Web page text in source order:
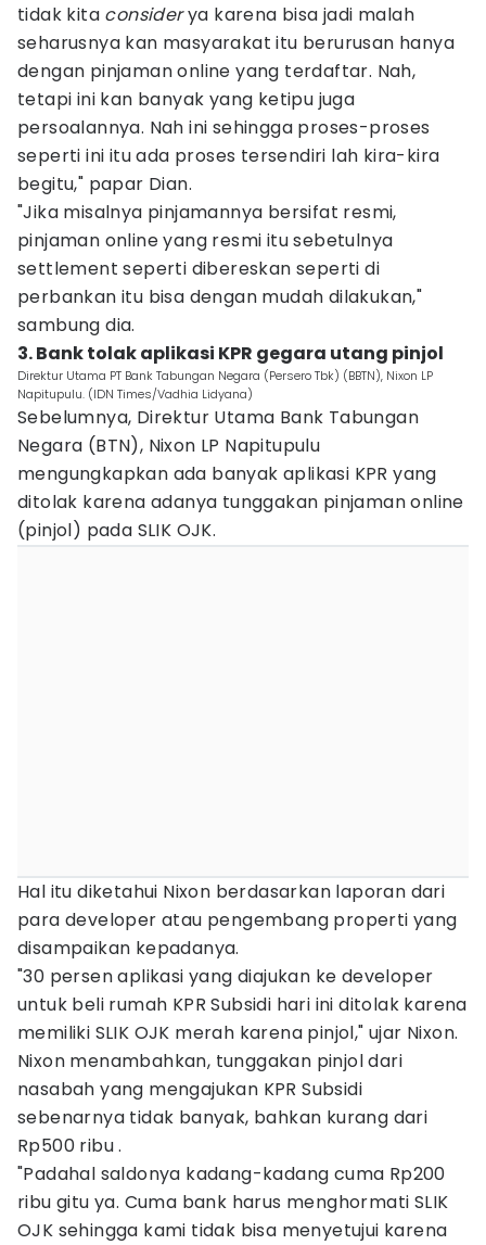
tidak kita considerya karena bisa jadi malah
seharusnya kan masyarakat itu berurusan hanya
dengan pinjaman online yang terdaftar. Nah,
tetapi ini kan banyak yang ketipu juga
persoalannya. Nah ini sehingga proses-proses
seperti ini itu ada proses tersendiri lah kira-kira
begitu," papar Dian.
"Jika misalnya pinjamannya bersifat resmi,
pinjaman online yang resmi itu sebetulnya
settlement seperti dibereskan seperti di
perbankan itu bisa dengan mudah dilakukan,"
sambung dia.
3. Bank tolak aplikasi KPR gegara utang pinjol
Direktur Utama PT Bank Tabungan Negara (Persero Tbk) (BBTN), Nixon LP
Napitupulu. (IDN Times/Vadhia Lidyana)
Sebelumnya, Direktur Utama Bank Tabungan
Negara (BTN), Nixon LP Napitupulu
mengungkapkan ada banyak aplikasi KPR yang
ditolak karena adanya tunggakan pinjaman online
(pinjol) pada SLIK OJK.
Hal itu diketahui Nixon berdasarkan laporan dari
para developer atau pengembang properti yang
disampaikan kepadanya.
"30 persen aplikasi yang diajukan ke developer
untuk beli rumah KPR Subsidi hari ini ditolak karena
memiliki SLIK OJK merah karena pinjol," ujar Nixon.
Nixon menambahkan, tunggakan pinjol dari
nasabah yang mengajukan KPR Subsidi
sebenarnya tidak banyak, bahkan kurang dari
Rp500 ribu .
"Padahal saldonya kadang-kadang cuma Rp200
ribu gitu ya. Cuma bank harus menghormati SLIK
OJK sehingga kami tidak bisa menyetujui karena